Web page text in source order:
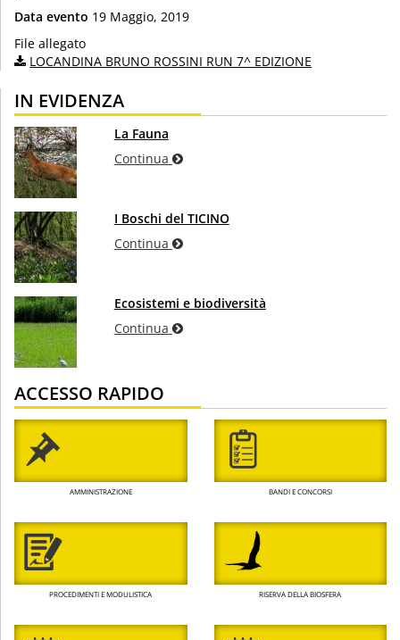
Data evento 19 Maggio, 2019
File allegato
LOCANDINA BRUNO ROSSINI RUN 7^ EDIZIONE
IN EVIDENZA
La Fauna
Continua
I Boschi del TICINO
Continua
Ecosistemi e biodiversità
Continua
ACCESSO RAPIDO
AMMINISTRAZIONE BANDI E CONCORSI
PROCEDIMENTI E MODULISTICA RISERVA DELLA BIOSFERA